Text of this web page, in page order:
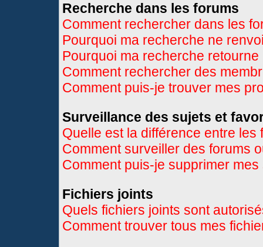
Recherche dans les forums
Comment rechercher dans les
Pourquoi ma recherche ne
Pourquoi ma recherche
Comment rechercher des
Comment puis-je trouver mes
Surveillance des sujets et
Quelle est la différence entre
Comment surveiller des forums
Comment puis-je supprimer
Fichiers joints
Quels fichiers joints sont
Comment trouver tous mes